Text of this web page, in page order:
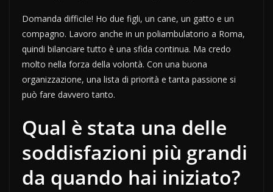
Domanda difficile! Ho due figli, un cane, un gatto e un
compagno. Lavoro anche in un poliambulatorio a Roma,
quindi bilanciare tutto è una sfida continua. Ma credo
molto nella forza della volontà. Con una buona
organizzazione, una lista di priorità e tanta passione si
può fare davvero tanto.
Qual è stata una delle
soddisfazioni più grandi
da quando hai iniziato?